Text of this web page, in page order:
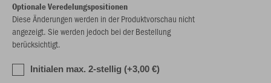
Optionale Veredelungspositionen
Diese Änderungen werden in der Produktvorschau nicht
angezeigt. Sie werden jedoch bei der Bestellung
berücksichtigt.
Initialen max. 2-stellig (+3,00 €)